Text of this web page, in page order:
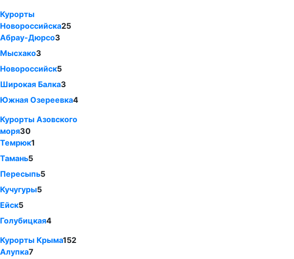
Курорты
Новороссийска25
Абрау-Дюрсо3
Мысхако3
Новороссийск5
Широкая Балка3
Южная Озереевка4
Курорты Азовского
моря30
Темрюк1
Тамань5
Пересыпь5
Кучугуры5
Ейск5
Голубицкая4
Курорты Крыма152
Алупка7